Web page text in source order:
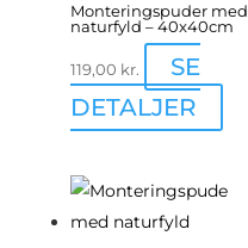
Monteringspuder med
naturfyld – 40x40cm
119,00 kr.
SE
DETALJER